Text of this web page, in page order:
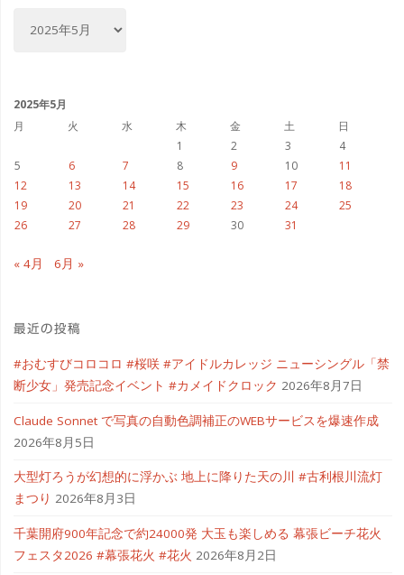
フ
ェ
ブ
2025年5月
月
火 水 木 金 土
日
1
2 3
4
5
6 7 8 9 10
11
12
13 14 15 16 17
18
19
20 21 22 23 24
25
26
27 28 29 30 31
« 4月 6月 »
最近の投稿
#おむすびコロコロ #桜咲 #アイドルカレッジ ニューシングル「禁
断少女」発売記念イベント #カメイドクロック 2026年8月7日
Claude Sonnet で写真の自動色調補正のWEBサービスを爆速作成
2026年8月5日
大型灯ろうが幻想的に浮かぶ 地上に降りた天の川 #古利根川流灯
まつり 2026年8月3日
千葉開府900年記念で約24000発 大玉も楽しめる 幕張ビーチ花火
フェスタ2026 #幕張花火 #花火 2026年8月2日